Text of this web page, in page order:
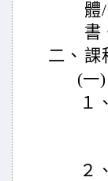
體
書
二、 課
(一)
１、
２、